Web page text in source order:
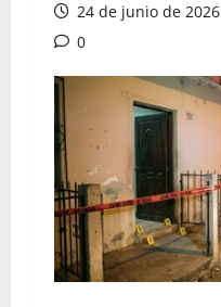
24 de junio de 2026
0